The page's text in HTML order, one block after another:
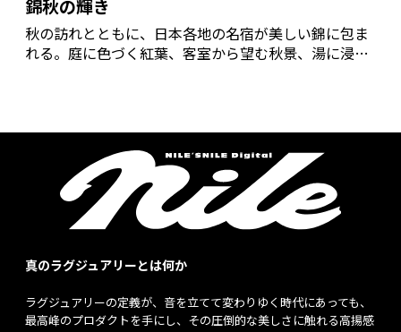
錦秋の輝き
秋の訪れとともに、日本各地の名宿が美しい錦に包ま
れる。庭に色づく紅葉、客室から望む秋景、湯に浸か
れる、錦秋を体現する宿で心身を癒やし、静寂の時を
過ごしたい。
真のラグジュアリーとは何か
ラグジュアリーの定義が、音を立てて変わりゆく時代にあっても、
最高峰のプロダクトを手にし、その圧倒的な美しさに触れる高揚感